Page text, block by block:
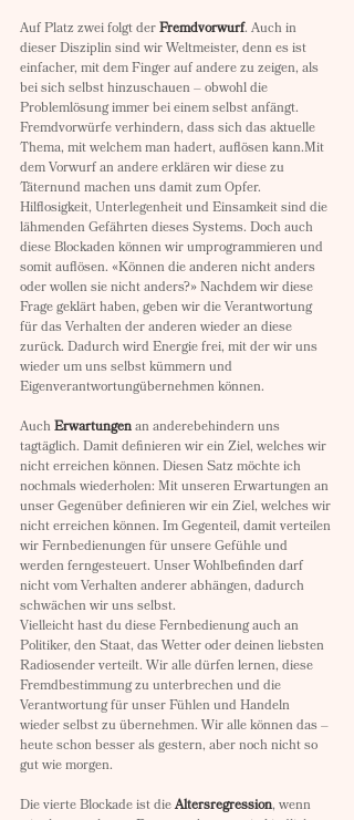
Auf Platz zwei folgt der Fremdvorwurf. Auch in
dieser Disziplin sind wir Weltmeister, denn es ist
einfacher, mit dem Finger auf andere zu zeigen, als
bei sich selbst hinzuschauen – obwohl die
Problemlösung immer bei einem selbst anfängt.
Fremdvorwürfe verhindern, dass sich das aktuelle
Thema, mit welchem man hadert, auflösen kann.Mit
dem Vorwurf an andere erklären wir diese zu
Täternund machen uns damit zum Opfer.
Hilflosigkeit, Unterlegenheit und Einsamkeit sind die
lähmenden Gefährten dieses Systems. Doch auch
diese Blockaden können wir umprogrammieren und
somit auflösen. «Können die anderen nicht anders
oder wollen sie nicht anders?» Nachdem wir diese
Frage geklärt haben, geben wir die Verantwortung
für das Verhalten der anderen wieder an diese
zurück. Dadurch wird Energie frei, mit der wir uns
wieder um uns selbst kümmern und
Eigenverantwortungübernehmen können.
Auch Erwartungen an anderebehindern uns
tagtäglich. Damit definieren wir ein Ziel, welches wir
nicht erreichen können. Diesen Satz möchte ich
nochmals wiederholen: Mit unseren Erwartungen an
unser Gegenüber definieren wir ein Ziel, welches wir
nicht erreichen können. Im Gegenteil, damit verteilen
wir Fernbedienungen für unsere Gefühle und
werden ferngesteuert. Unser Wohlbefinden darf
nicht vom Verhalten anderer abhängen, dadurch
schwächen wir uns selbst.
Vielleicht hast du diese Fernbedienung auch an
Politiker, den Staat, das Wetter oder deinen liebsten
Radiosender verteilt. Wir alle dürfen lernen, diese
Fremdbestimmung zu unterbrechen und die
Verantwortung für unser Fühlen und Handeln
wieder selbst zu übernehmen. Wir alle können das –
heute schon besser als gestern, aber noch nicht so
gut wie morgen.
Die vierte Blockade ist die Altersregression, wenn